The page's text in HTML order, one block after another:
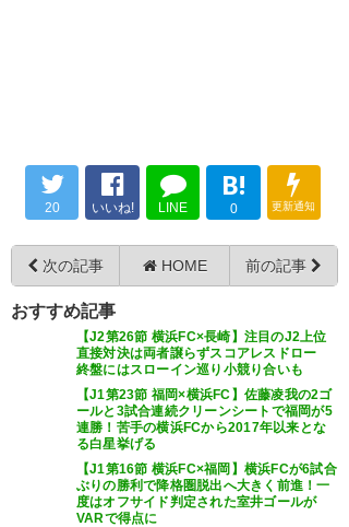
— HAMASHO (hamashovski)
2018, 9月 12
福岡と横浜FCのドローの報を聞
き、ホット胸を撫で下ろす昇格
圏各チーム。付かせず離させ
— Sサイズの緑色 (greenSsize)
2018, 9月 12
に頼もしい守護神だと改めて実
感。 とりま、なんとか単独3位
はキープ。 山雅・町田になんと
か近づきたい。
https://t.co/0SdRpGqb5H
— うさみ・みなせ@9/8.12VS福
岡@博多の森 (minaseusami)
2018, 9月 12
横浜ＦＣ戦、スコアレスドロ
20 いいね! LINE
B!
0 更新通知
次の記事 HOME 前の記事
おすすめ記事
【J2第26節 横浜FC×長崎】注目のJ2上位
直接対決は両者譲らずスコアレスドロー
終盤にはスローイン巡り小競り合いも
【J1第23節 福岡×横浜FC】佐藤凌我の2ゴ
ールと3試合連続クリーンシートで福岡が5
連勝！苦手の横浜FCから2017年以来とな
る白星挙げる
【J1第16節 横浜FC×福岡】横浜FCが6試合
ぶりの勝利で降格圏脱出へ大きく前進！一
度はオフサイド判定された室井ゴールが
VARで得点に